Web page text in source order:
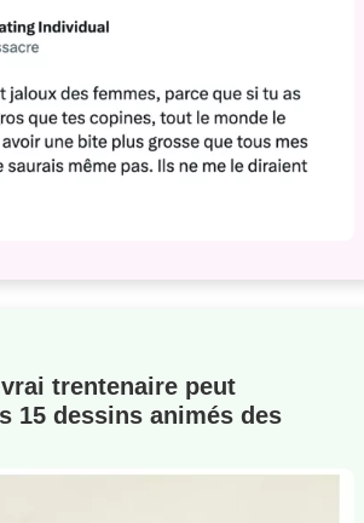
trentenaire peut
15 dessins animés des